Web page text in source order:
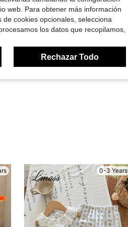
0-3 Years
web. Para obtener más información
cookies opcionales, selecciona
los datos que recopilamos,
Rechazar Todo